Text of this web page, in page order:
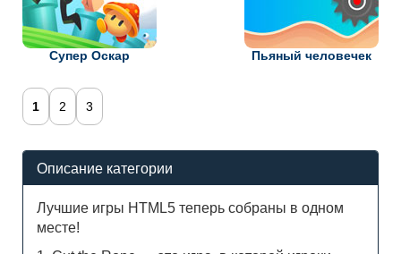
Супер Оскар Пьяный человечек
1 2 3
Описание категории
Лучшие игры HTML5 теперь собраны в одном
месте!